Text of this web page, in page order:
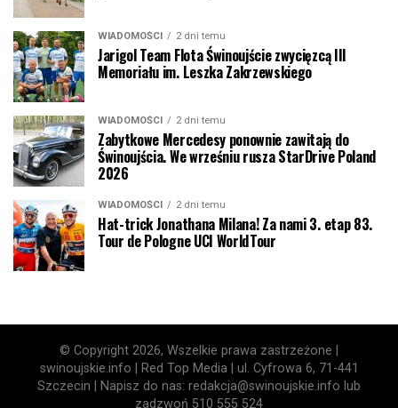
WIADOMOŚCI 2 dni temu
Jarigol Team Flota Świnoujście zwycięzcą III
Memoriału im. Leszka Zakrzewskiego
WIADOMOŚCI 2 dni temu
Zabytkowe Mercedesy ponownie zawitają do
Świnoujścia. We wrześniu rusza StarDrive Poland
2026
WIADOMOŚCI 2 dni temu
Hat-trick Jonathana Milana! Za nami 3. etap 83.
Tour de Pologne UCI WorldTour
© Copyright 2026, Wszelkie prawa zastrzeżone |
swinoujskie.info | Red Top Media | ul. Cyfrowa 6, 71-441
Szczecin | Napisz do nas: redakcja@swinoujskie.info lub
zadzwoń 510 555 524